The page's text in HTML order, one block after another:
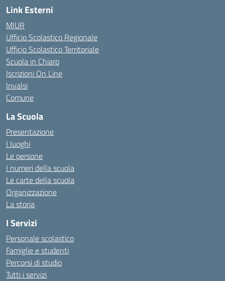
Link Esterni
MIUR
Ufficio Scolastico Regionale
Ufficio Scolastico Territoriale
Scuola in Chiaro
Iscrizioni On Line
Invalsi
Comune
La Scuola
Presentazione
I luoghi
Le persone
I numeri della scuola
Le carte della scuola
Organizzazione
La storia
I Servizi
Personale scolastico
Famiglie e studenti
Percorsi di studio
Tutti i servizi